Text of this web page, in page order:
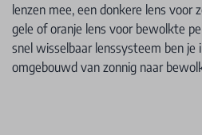
lenzen mee, een donkere lens voor
gele of oranje lens voor bewolkte
snel wisselbaar lenssysteem ben je
omgebouwd van zonnig naar